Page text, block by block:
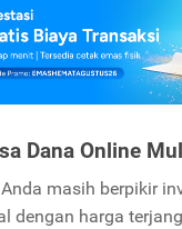
Dana Online
masih berpikir
dengan harga